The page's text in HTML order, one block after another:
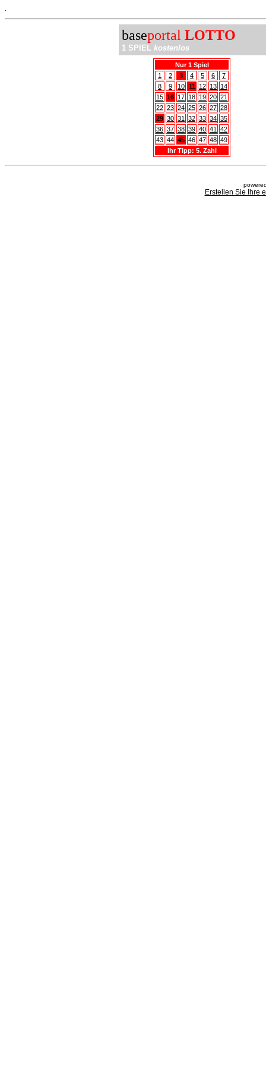
baseportal LOTTO
1 SPIEL kostenlos
Nur 1 Spiel
1
2 3 4 5 6
7
8
9 10 11 12 13 14
15 16 17 18 19 20 21
22 23 24 25 26 27 28
29 30 31 32 33 34 35
36 37 38 39 40 41
42
43 44 45 46 47 48 49
Ihr Tipp: 5. Zahl
Erstellen Sie Ihre